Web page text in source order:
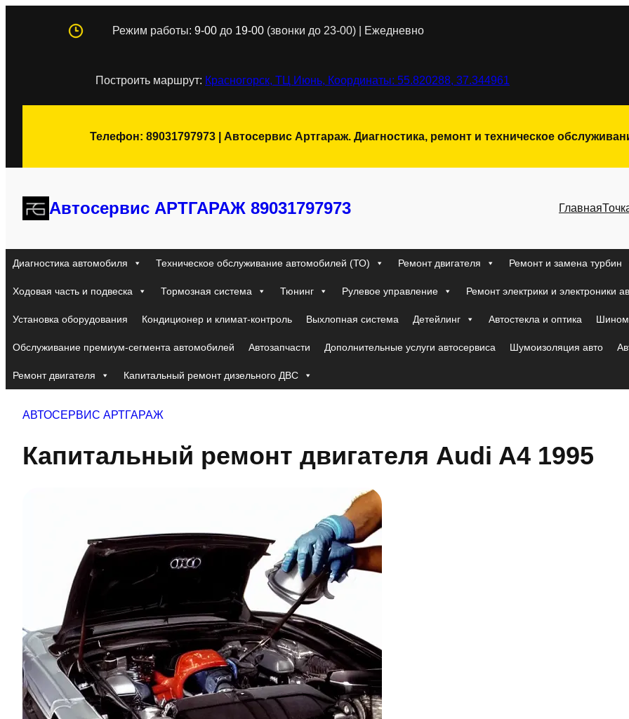
Режим работы: 9-00 до 19-00 (звонки до 23-00) | Ежедневно
Построить маршрут: Красногорск, ТЦ Июнь, Координаты: 55.820288, 37.344961
Телефон: 89031797973 | Автосервис Артгараж. Диагностика, ремонт и техническое
Автосервис АРТГАРАЖ 89031797973 Главная
Диагностика автомобиля Техническое обслуживание автомобилей (ТО) Ремонт двигателя Ремонт и замена турбин
Ходовая часть и подвеска Тормозная система Тюнинг Рулевое управление Ремонт электрики и электроники
Установка оборудования Кондиционер и климат-контроль Выхлопная система Детейлинг Автостекла и оптика
Обслуживание премиум-сегмента автомобилей Автозапчасти Дополнительные услуги автосервиса Шумоизоляция авто
Ремонт двигателя Капитальный ремонт дизельного ДВС
АВТОСЕРВИС АРТГАРАЖ
Капитальный ремонт двигателя Audi A4 1995